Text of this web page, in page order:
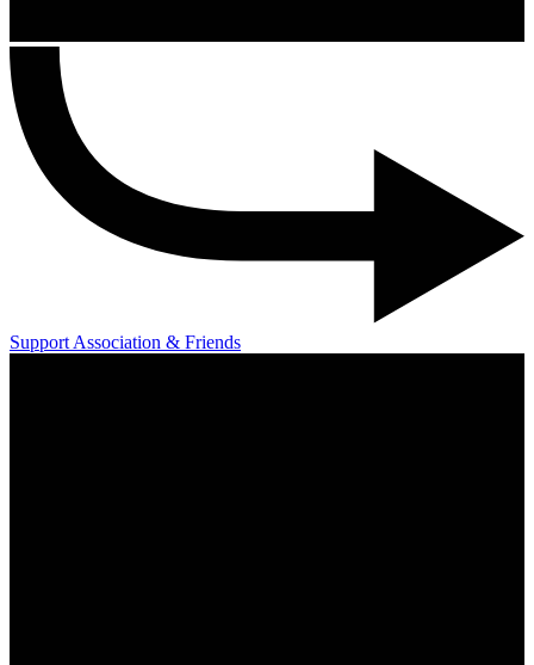
Support Association & Friends